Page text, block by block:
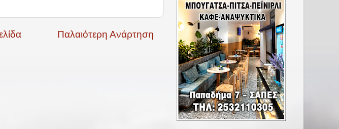
Παλαιότερη Ανάρτηση